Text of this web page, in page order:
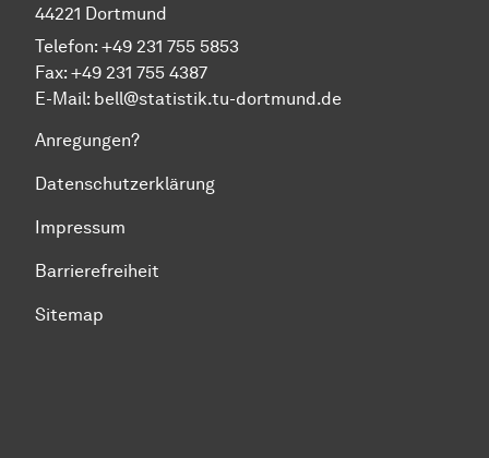
44221 Dortmund
Telefon: +49 231 755 5853
Fax: +49 231 755 4387
E-Mail: bell@statistik.tu-dortmund.de
Anregungen?
Datenschutzerklärung
Impressum
Barrierefreiheit
Sitemap